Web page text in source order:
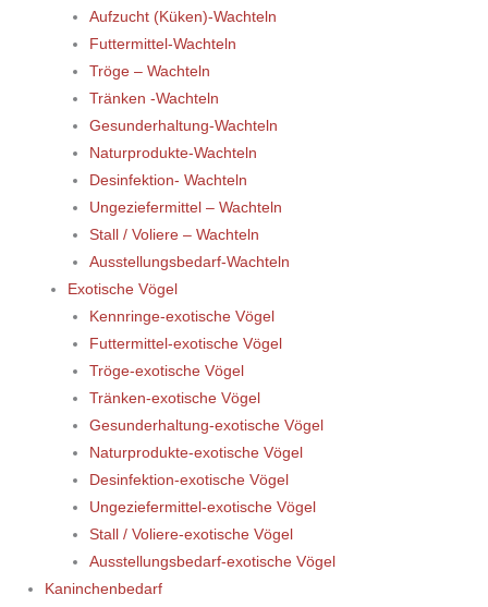
Aufzucht (Küken)-Wachteln
Futtermittel-Wachteln
Tröge – Wachteln
Tränken -Wachteln
Gesunderhaltung-Wachteln
Naturprodukte-Wachteln
Desinfektion- Wachteln
Ungeziefermittel – Wachteln
Stall / Voliere – Wachteln
Ausstellungsbedarf-Wachteln
Exotische Vögel
Kennringe-exotische Vögel
Futtermittel-exotische Vögel
Tröge-exotische Vögel
Tränken-exotische Vögel
Gesunderhaltung-exotische Vögel
Naturprodukte-exotische Vögel
Desinfektion-exotische Vögel
Ungeziefermittel-exotische Vögel
Stall / Voliere-exotische Vögel
Ausstellungsbedarf-exotische Vögel
Kaninchenbedarf